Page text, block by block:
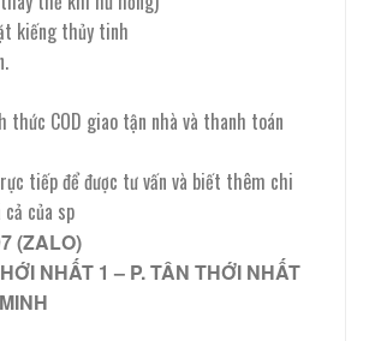
₫.
là:
1.015.000 ₫.
kiếng thủy tinh
thức COD giao tận nhà và thanh toán
tiếp để được tư vấn và biết thêm chi
của sp
(ZALO)
NHẤT 1 – P. TÂN THỚI NHẤT